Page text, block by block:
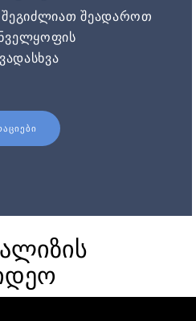
შეადაროთ